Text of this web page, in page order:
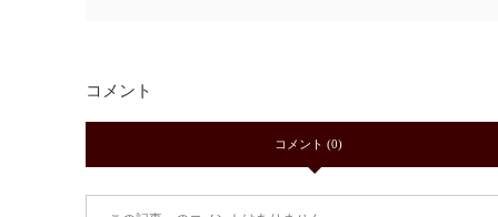
コメント
コメント (0)